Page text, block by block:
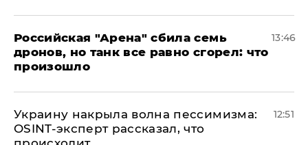
​Российская "Арена" сбила семь
дронов, но танк все равно сгорел: что
произошло
13:46
​Украину накрыла волна пессимизма:
OSINT-эксперт рассказал, что
12:51